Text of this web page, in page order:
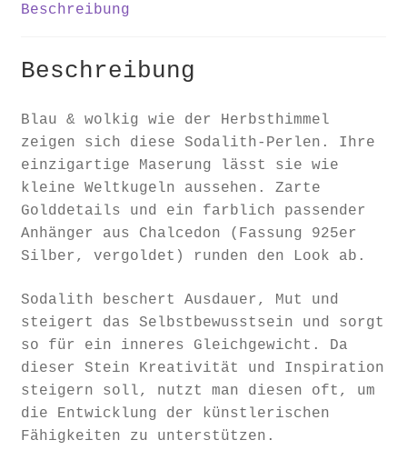
Beschreibung
Beschreibung
Blau & wolkig wie der Herbsthimmel
zeigen sich diese Sodalith-Perlen. Ihre
einzigartige Maserung lässt sie wie
kleine Weltkugeln aussehen. Zarte
Golddetails und ein farblich passender
Anhänger aus Chalcedon (Fassung 925er
Silber, vergoldet) runden den Look ab.
Sodalith beschert Ausdauer, Mut und
steigert das Selbstbewusstsein und sorgt
so für ein inneres Gleichgewicht. Da
dieser Stein Kreativität und Inspiration
steigern soll, nutzt man diesen oft, um
die Entwicklung der künstlerischen
Fähigkeiten zu unterstützen.